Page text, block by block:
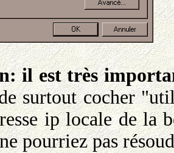
il est très
surtout cocher
ip locale de la
pourriez pas